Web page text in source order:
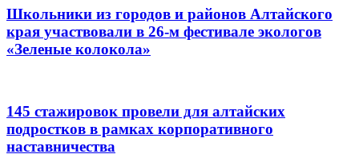
Школьники из городов и районов Алтайского
края участвовали в 26-м фестивале экологов
«Зеленые колокола»
145 стажировок провели для алтайских
подростков в рамках корпоративного
наставничества